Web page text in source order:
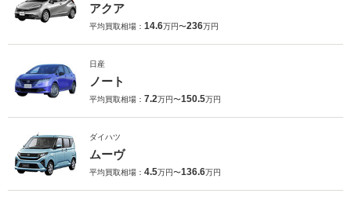
アクア
平均買取相場： 14.6万円〜236万円
日産
ノート
平均買取相場： 7.2万円〜150.5万円
ダイハツ
ムーヴ
平均買取相場： 4.5万円〜136.6万円